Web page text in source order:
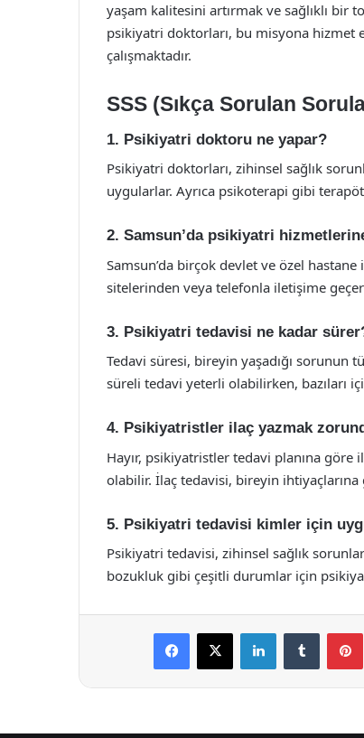
yaşam kalitesini artırmak ve sağlıklı bir
psikiyatri doktorları, bu misyona hizmet
çalışmaktadır.
SSS (Sıkça Sorulan
1. Psikiyatri doktoru ne yapar?
Psikiyatri doktorları, zihinsel sağlık
uygularlar. Ayrıca psikoterapi gibi
2. Samsun’da psikiyatri
Samsun’da birçok devlet ve özel
sitelerinden veya telefonla iletişime
3. Psikiyatri tedavisi ne kadar
Tedavi süresi, bireyin yaşadığı sorunun
süreli tedavi yeterli olabilirken, bazıları
4. Psikiyatristler ilaç yazmak
Hayır, psikiyatristler tedavi planına
olabilir. İlaç tedavisi, bireyin
5. Psikiyatri tedavisi kimler için
Psikiyatri tedavisi, zihinsel sağlık
bozukluk gibi çeşitli durumlar için
Facebook
X LinkedInTumblr